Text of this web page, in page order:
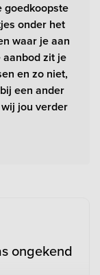
goedkoopste
onder het
waar je aan
zit je
en zo niet,
een ander
jou verder
ongekend